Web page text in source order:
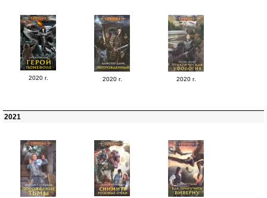
2020 г. 2020 г. 2020 г.
2021